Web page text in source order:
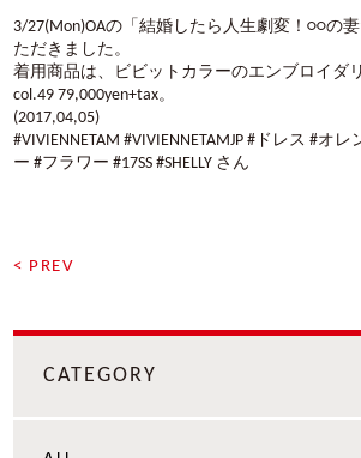
3/27(Mon)OAの「結婚したら人生劇変！○○の
ただきました。
着用商品は、ビビットカラーのエンブロイダ
col.49 79,000yen+tax。
(2017,04,05)
#VIVIENNETAM #VIVIENNETAMJP #ドレス #オ
ー #フラワー #17SS #SHELLY さん
< PREV
CATEGORY